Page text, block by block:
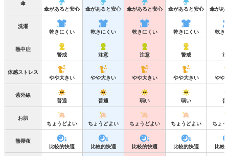
傘
傘があると安心
傘があると安心 傘があると安心 傘があると安心 傘があ
洗濯
乾きにくい
乾きにくい 乾きにくい 乾きにくい 乾き
熱中症
警戒
注意 注意 警戒 注
体感ストレス
やや大きい
やや大きい やや大きい やや大きい やや
紫外線
普通
普通 弱い 弱い 普
お肌
ちょうどよい
ちょうどよい ちょうどよい ちょうどよい ちょう
熱帯夜
比較的快適
比較的快適 比較的快適 比較的快適 比較